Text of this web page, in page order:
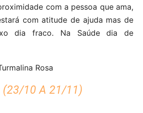
com a pessoa que ama,
com atitude de ajuda mas de
dia fraco. Na Saúde dia de
Rosa
(23/10 A 21/11)